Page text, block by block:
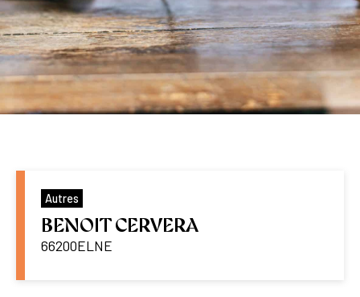
Autres
BENOIT CERVERA
66200ELNE